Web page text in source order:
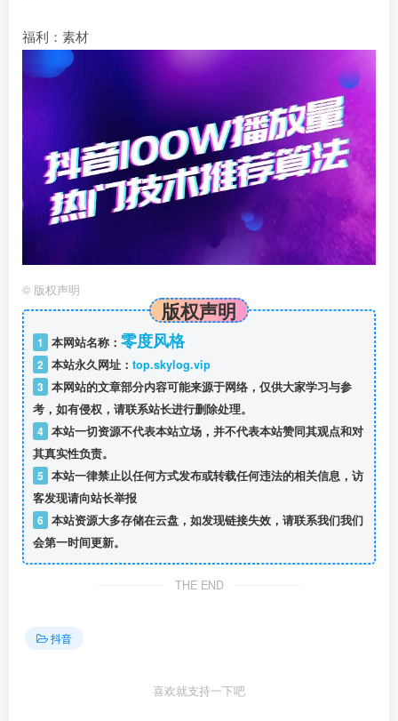
福利：素材
© 版权声明
版权声明
1 本网站名称： 零度风格
2 本站永久网址： top.skylog.vip
3 本网站的文章部分内容可能来源于网络，仅供大家学习与参
考，如有侵权，请联系站长进行删除处理。
4 本站一切资源不代表本站立场，并不代表本站赞同其观点和对
其真实性负责。
5 本站一律禁止以任何方式发布或转载任何违法的相关信息，访
客发现请向站长举报
6 本站资源大多存储在云盘，如发现链接失效，请联系我们我们
会第一时间更新。
THE END
抖音
喜欢就支持一下吧